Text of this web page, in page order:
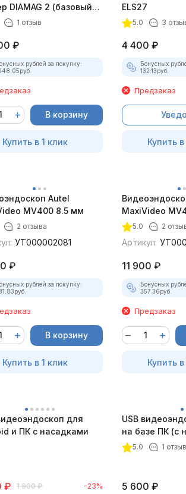
DIAMAG 2 (базовый
1 отзыв
₽
рублей за покупку:
руб.
В корзину
Купить в 1 клик
ELS27
5.0 3
4 400 ₽
Бонусных
132.13руб.
Предзаказ
Купить в
Autel
MV400 8.5 мм
2 отзыва
УТ000002081
₽
рублей за покупку:
руб.
В корзину
Купить в 1 клик
MaxiVideo
5.0 2
Артикул:
11 900 ₽
Бонусных
357.36руб.
Предзаказ
Купить в
для
и ПК с насадками
₽ 1 900 ₽ -23%
USB
на базе ПК (с
5.0 1 отзыв
5 600 ₽